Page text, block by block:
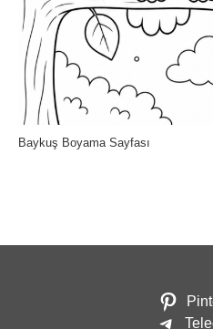
Baykuş Boyama Sayfası